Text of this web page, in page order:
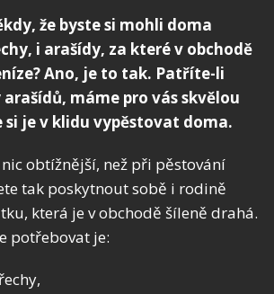
že byste si mohli doma
i arašídy, za které v obchodě
Ano, je to tak. Patříte-li
máme pro vás skvělou
si je v klidu vypěstovat doma.
nic obtížnější, než při pěstování
tak poskytnout sobě i rodině
která je v obchodě šíleně drahá.
potřebovat je: